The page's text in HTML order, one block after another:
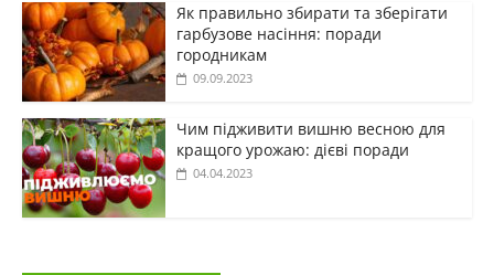
Як правильно збирати та зберігати
гарбузове насіння: поради
городникам
09.09.2023
Чим підживити вишню весною для
кращого урожаю: дієві поради
04.04.2023